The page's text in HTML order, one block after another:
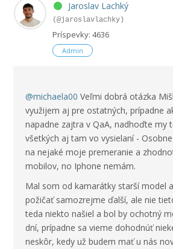
Jaroslav Lachký
(@jaroslavlachky)
Príspevky: 4636
Admin
@michaela00 Veľmi dobrá otázka
využijem aj pre ostatných, prípadne
napadne zajtra v QaA, nadhoďte my
všetkých aj tam vo vysielaní -
na nejaké moje premeranie a
mobilov, no Iphone nemám.
Mal som od kamarátky starší model
požičať samozrejme ďalší, ale nie
teda niekto našiel a bol by ochotný
dní, prípadne sa vieme dohodnúť
neskôr, kedy už budem mať u nás